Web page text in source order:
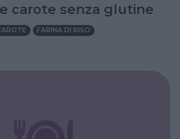
carote senza glutine
FARINA DI RISO